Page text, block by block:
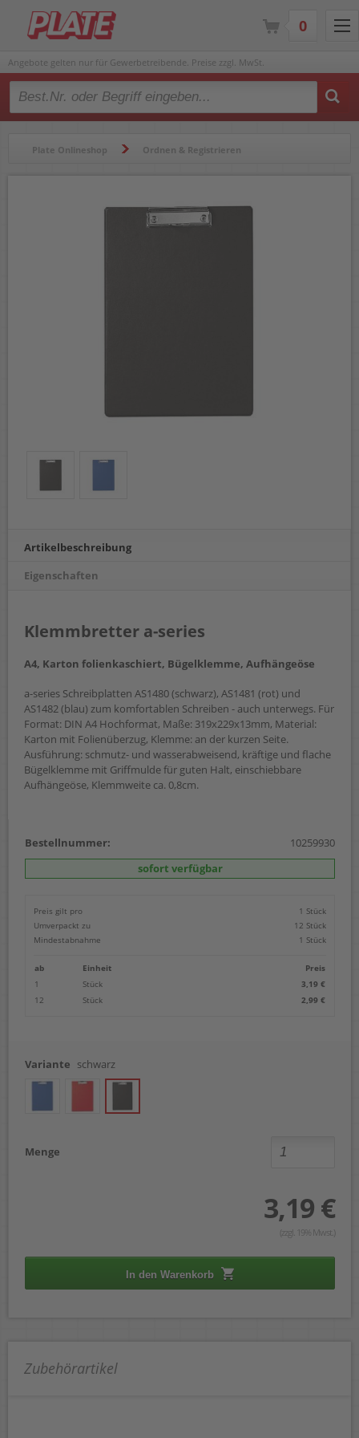
Angebote gelten nur für Gewerbetreibende. Preise zzgl. MwSt.
Type 2 or more characters for results.
Plate Onlineshop Ordnen & Registrieren
Klemmbretter a-series
Artikelbeschreibung
Eigenschaften
Klemmbretter a-series
A4, Karton folienkaschiert, Bügelklemme, Aufhängeöse
a-series Schreibplatten AS1480 (schwarz), AS1481 (rot) und
AS1482 (blau) zum komfortablen Schreiben - auch unterwegs. Für
Format: DIN A4 Hochformat, Maße: 319x229x13mm, Material:
Karton mit Folienüberzug, Klemme: an der kurzen Seite.
Ausführung: schmutz- und wasserabweisend, kräftige und flache
Bügelklemme mit Griffmulde für guten Halt, einschiebbare
Aufhängeöse, Klemmweite ca. 0,8cm.
Bestellnummer:
10259930
sofort verfügbar
Preis gilt pro
1 Stück
Umverpackt zu
12 Stück
Mindestabnahme
1 Stück
ab Einheit
Preis
1
Stück
3,19 €
12
Stück 2,99 €
Variante schwarz
Menge
3,19 €
(zzgl. 19% Mwst.)
In den Warenkorb
Zubehörartikel
0